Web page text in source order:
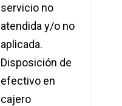
servicio no
atendida y/o no
aplicada.
Disposición de
efectivo en
cajero